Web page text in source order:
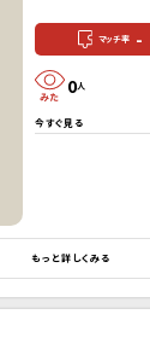
マッチ率 -
0人
今すぐ見る
もっと詳しくみる